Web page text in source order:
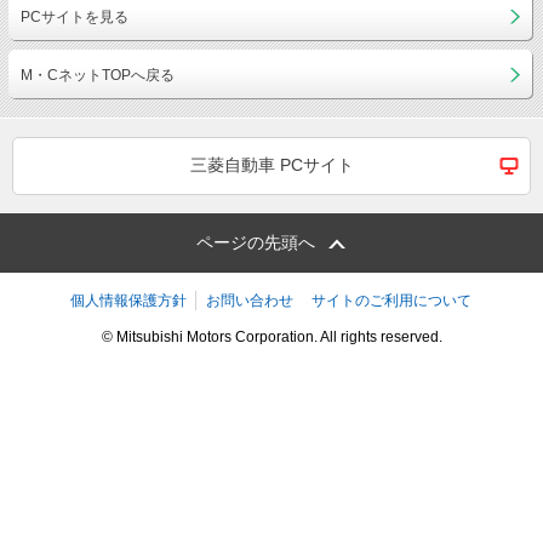
PCサイトを見る
M・CネットTOPへ戻る
三菱自動車 PCサイト
ページの先頭へ
個人情報保護方針 お問い合わせ サイトのご利用について
© Mitsubishi Motors Corporation. All rights reserved.